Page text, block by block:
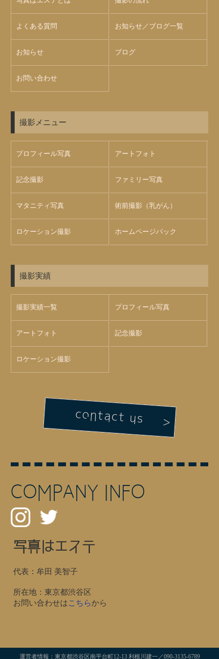
よくある質問 お知らせ／ブログ一覧
お知らせ ブログ
お問い合わせ
撮影メニュー
プロフィール写真 アートフォト
記念撮影 ファミリー写真
マタニティ写真 術前撮影（乳がん）
ロケーション撮影 ホームページパック
撮影実績
撮影実績一覧 プロフィール写真
アートフォト 記念撮影
ロケーション撮影
contact us
COMPANY INFO
写真はエステ
代表：牟田 美智子
所在地：東京都渋谷区
お問い合わせはこちらから
運営者情報：東京都渋谷区南平台町12-13 利根川建一／090-3135-6789